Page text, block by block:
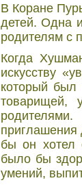
В Коране
детей. Одна
родителям с
Когда
искусству
который был
товарищей,
приглашения
бы он хотел
было бы
умений,